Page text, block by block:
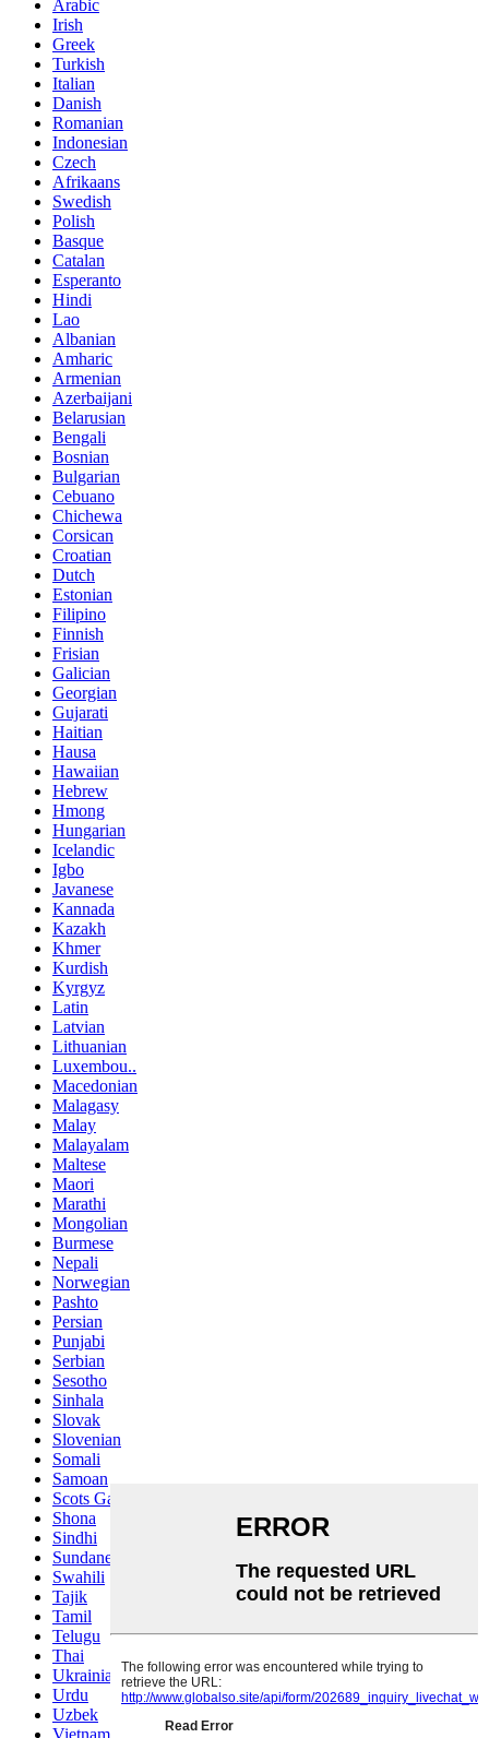
Arabic
Irish
Greek
Turkish
Italian
Danish
Romanian
Indonesian
Czech
Afrikaans
Swedish
Polish
Basque
Catalan
Esperanto
Hindi
Lao
Albanian
Amharic
Armenian
Azerbaijani
Belarusian
Bengali
Bosnian
Bulgarian
Cebuano
Chichewa
Corsican
Croatian
Dutch
Estonian
Filipino
Finnish
Frisian
Galician
Georgian
Gujarati
Haitian
Hausa
Hawaiian
Hebrew
Hmong
Hungarian
Icelandic
Igbo
Javanese
Kannada
Kazakh
Khmer
Kurdish
Kyrgyz
Latin
Latvian
Lithuanian
Luxembou..
Macedonian
Malagasy
Malay
Malayalam
Maltese
Maori
Marathi
Mongolian
Burmese
Nepali
Norwegian
Pashto
Persian
Punjabi
Serbian
Sesotho
Sinhala
Slovak
Slovenian
Somali
Samoan
Scots Gaelic
Shona
Sindhi
Sundanese
Swahili
Tajik
Tamil
Telugu
Thai
Ukrainian
Urdu
Uzbek
Vietnamese